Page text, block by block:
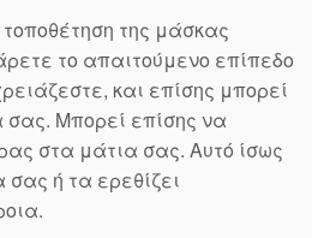
της μάσκας
το απαιτούμενο επίπεδο
και επίσης μπορεί
σας. Μπορεί επίσης να
στα μάτια σας. Αυτό ίσως
ή τα ερεθίζει